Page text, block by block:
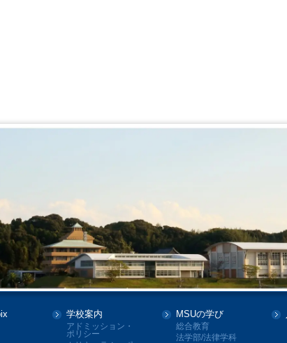
学校案内
アドミッション・
ポリシー
MSUの学び
総合教育
法学部/法律学科